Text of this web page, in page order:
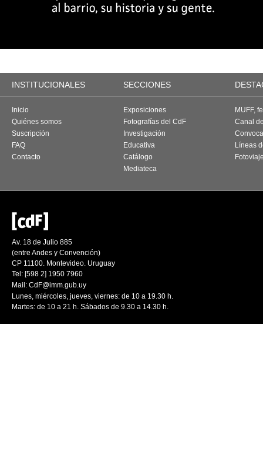
INSTITUCIONALES SECCIONES
Inicio
Quiénes somos
Suscripción
FAQ
Contacto
Exposiciones
Fotografías del CdF
Investigación
Educativa
Catálogo
Mediateca
MUFF,
Canal
Líneas
Av. 18 de Julio 885
(entre Andes y Convención)
CP 11100. Montevideo. Uruguay
Tel: [598 2] 1950 7960
Mail: CdF@imm.gub.uy
Lunes, miércoles, jueves, viernes: de 10 a 19.30 h.
Martes: de 10 a 21 h. Sábados de 9.30 a 14.30 h.